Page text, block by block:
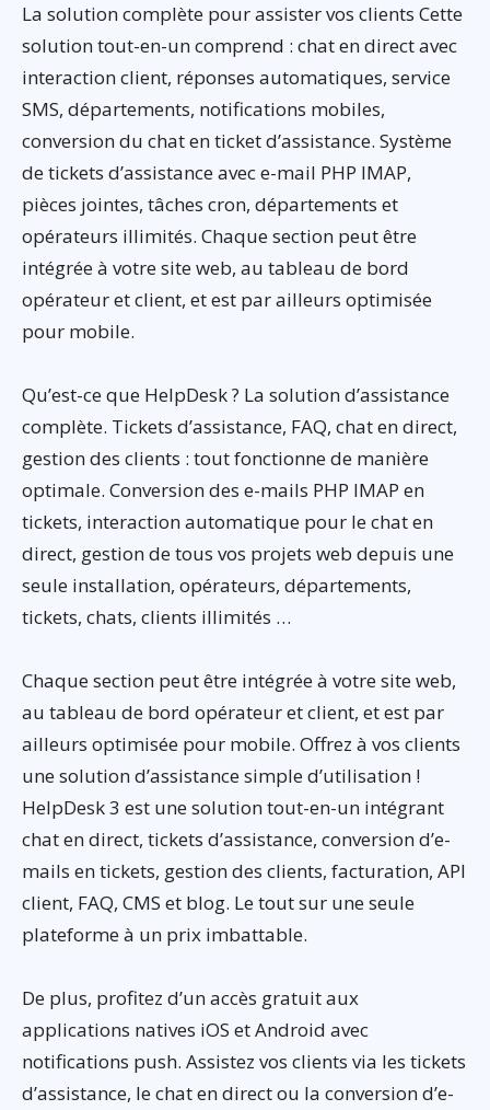
La solution complète pour assister vos clients Cette
solution tout-en-un comprend : chat en direct avec
interaction client, réponses automatiques, service
SMS, départements, notifications mobiles,
conversion du chat en ticket d’assistance. Système
de tickets d’assistance avec e-mail PHP IMAP,
pièces jointes, tâches cron, départements et
opérateurs illimités. Chaque section peut être
intégrée à votre site web, au tableau de bord
opérateur et client, et est par ailleurs optimisée
pour mobile.
Qu’est-ce que HelpDesk ? La solution d’assistance
complète. Tickets d’assistance, FAQ, chat en direct,
gestion des clients : tout fonctionne de manière
optimale. Conversion des e-mails PHP IMAP en
tickets, interaction automatique pour le chat en
direct, gestion de tous vos projets web depuis une
seule installation, opérateurs, départements,
tickets, chats, clients illimités …
Chaque section peut être intégrée à votre site web,
au tableau de bord opérateur et client, et est par
ailleurs optimisée pour mobile. Offrez à vos clients
une solution d’assistance simple d’utilisation !
HelpDesk 3 est une solution tout-en-un intégrant
chat en direct, tickets d’assistance, conversion d’e-
mails en tickets, gestion des clients, facturation, API
client, FAQ, CMS et blog. Le tout sur une seule
plateforme à un prix imbattable.
De plus, profitez d’un accès gratuit aux
applications natives iOS et Android avec
notifications push. Assistez vos clients via les tickets
d’assistance, le chat en direct ou la conversion d’e-